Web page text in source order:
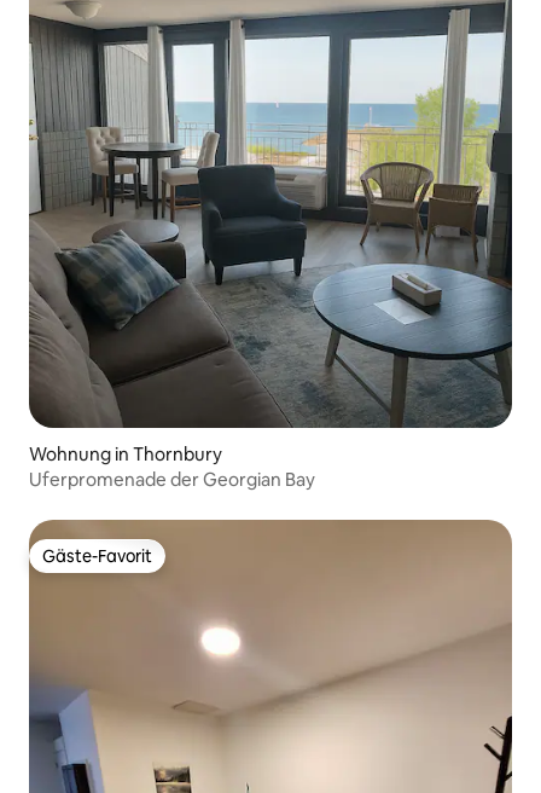
Wohnung in Thornbury
Uferpromenade der Georgian Bay
Gäste-Favorit
Gäste-Favorit